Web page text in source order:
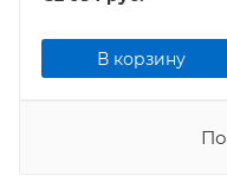
В корзину